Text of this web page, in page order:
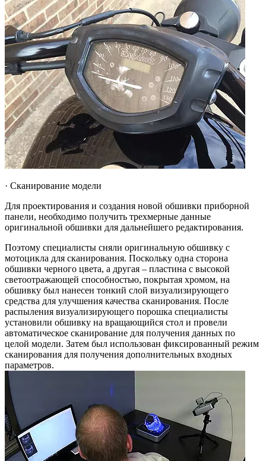
· Сканирование модели
Для проектирования и создания новой обшивки приборной
панели, необходимо получить трехмерные данные
оригинальной обшивки для дальнейшего редактирования.
Поэтому специалисты сняли оригинальную обшивку с
мотоцикла для сканирования. Поскольку одна сторона
обшивки черного цвета, а другая – пластина с высокой
светоотражающей способностью, покрытая хромом, на
обшивку был нанесен тонкий слой визуализирующего
средства для улучшения качества сканирования. После
распыления визуализирующего порошка специалисты
установили обшивку на вращающийся стол и провели
автоматическое сканирование для получения данных по
целой модели. Затем был использован фиксированный режим
сканирования для получения дополнительных входных
параметров.